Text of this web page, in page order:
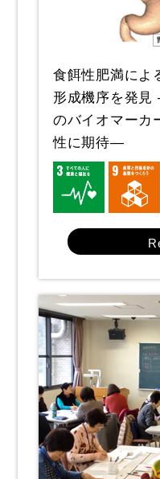
16．平和と公正をす
17．パートナーシッ
ALL 全ての取組一覧
県立広島大学ホーム
食餌性肥満によ
形成機序を発
のバイオマーカ
性に期待―